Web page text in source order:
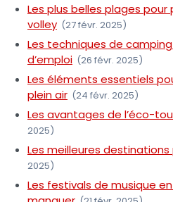
Les plus belles plages
volley (27 févr. 2025)
Les techniques de
d’emploi (26 févr. 2025)
Les éléments essentiels
plein air (24 févr. 2025)
Les avantages de l’éco-
2025)
Les meilleures destinations
2025)
Les festivals de musique